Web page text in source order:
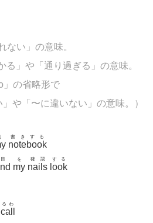
ない」の意味。
る」や「通り過ぎる」の意味。
」の省略形で
や「〜に違いない」の意味。）
notebook
書きする
目
my
を
nails
確認
look
する
call
るわ